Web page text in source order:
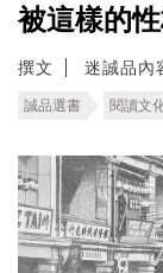
被這樣的
撰文 迷誠品內
誠品選書 閱讀文